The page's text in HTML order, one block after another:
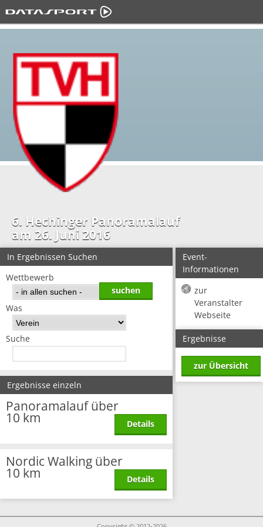
6. Hechinger Panoramalauf
am 26. Juni 2016
In Ergebnissen Suchen
Wettbewerb
Was
Suche
Ergebnisse einzeln
Panoramalauf über
10 km Details
Nordic Walking über
10 km Details
Event-
Informationen
zur
Veranstalter
Webseite
Ergebnisse
zur Übersicht